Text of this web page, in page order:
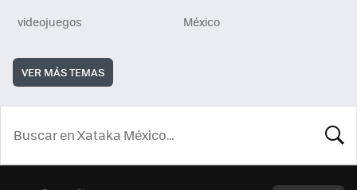
videojuegos
México
VER MÁS TEMAS